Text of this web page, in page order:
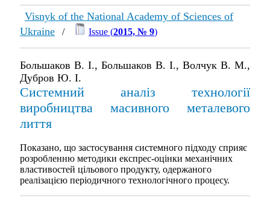
Visnyk of the National Academy of Sciences of
Ukraine / Issue (2015, № 9)
Большаков В. І., Большаков В. І., Волчук В. М.,
Дубров Ю. І.
Системний аналіз технології
виробництва масивного металевого
лиття
Показано, що застосування системного підходу сприяє
розробленню методики експрес-оцінки механічних
властивостей цільового продукту, одержаного
реалізацією періодичного технологічного процесу.